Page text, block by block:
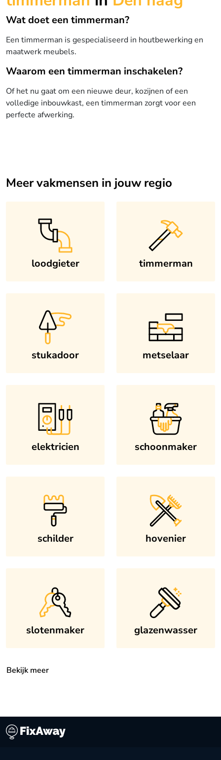
Wat doet een timmerman?
Een timmerman is gespecialiseerd in houtbewerking en
maatwerk meubels.
Waarom een timmerman inschakelen?
Of het nu gaat om een nieuwe deur, kozijnen of een
volledige inbouwkast, een timmerman zorgt voor een
perfecte afwerking.
Meer vakmensen in jouw regio
loodgieter timmerman
stukadoor metselaar
elektricien schoonmaker
schilder hovenier
slotenmaker glazenwasser
Bekijk meer